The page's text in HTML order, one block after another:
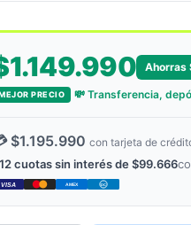
Ahorras
PRECIO 💸 Transferencia,
$1.195.990 con tarjeta de
12 cuotas sin interés de $99.666
VISA AMEX DC